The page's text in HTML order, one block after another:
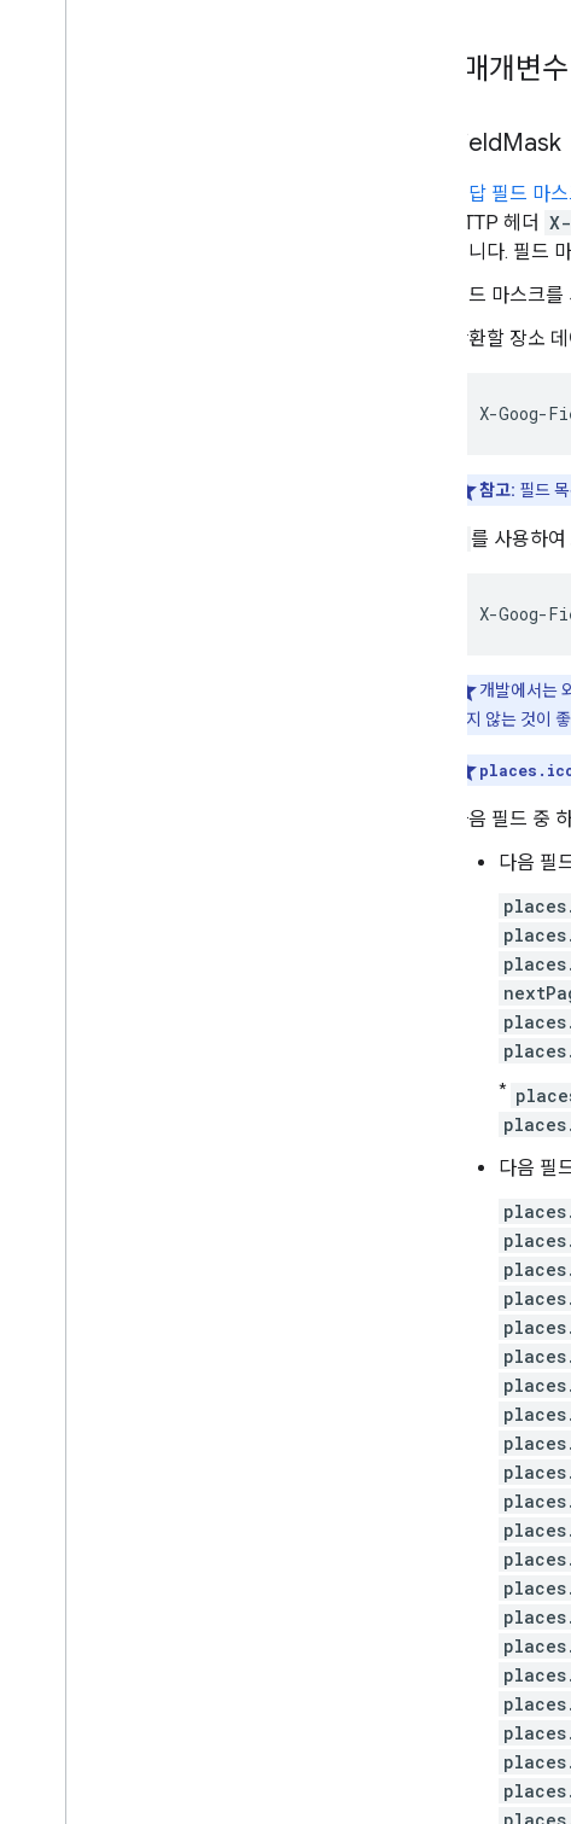
필수 매개변수
FieldMask
응답 필드 마
HTTP 헤더
습니다. 필드
필드 마스크
반환할 장소
X-Goog-
참고: 필드
를 사용하
X-Goog-
개발에서는
하지 않는 것이
다음 필드 중
다음 필
*
다음 필